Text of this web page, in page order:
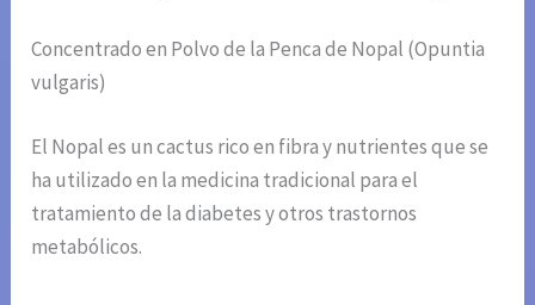
Concentrado en Polvo de la Penca de Nopal (Opuntia
vulgaris)
El Nopal es un cactus rico en fibra y nutrientes que se
ha utilizado en la medicina tradicional para el
tratamiento de la diabetes y otros trastornos
metabólicos.